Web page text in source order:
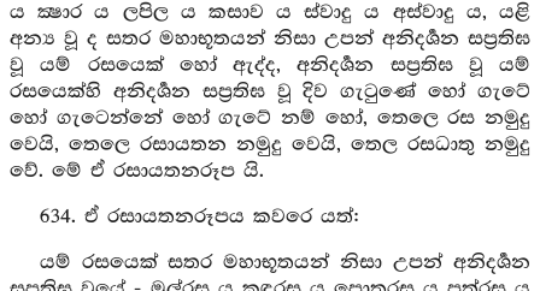
ය ක්‍ෂාර ය ලපිල ය කසාව ය ස්වාදු ය අස්වාදු ය, යළි
අන්‍ය වූ ද සතර මහාභූතයන් නිසා උපන් අනිදර්‍ශන සප්‍රතිඝ
වූ යම් රසයෙක් හෝ ඇද්ද, අනිදර්‍ශන සප්‍රතිඝ වූ යම්
රසයෙක්හි අනිදර්‍ශන සප්‍රතිඝ වූ දිව ගැටුණේ හෝ ගැටේ
හෝ ගැටෙන්නේ හෝ ගැටේ නම් හෝ, තෙලෙ රස නමුදු
වෙයි, තෙලෙ රසායතන නමුදු වෙයි, තෙල රසධාතු නමුදු
වේ. මේ ඒ රසායතනරූප යි.
634. ඒ රසායතනරූපය කවරෙ යත්:
යම් රසයෙක් සතර මහාභූතයන් නිසා උපන් අනිදර්‍ශන